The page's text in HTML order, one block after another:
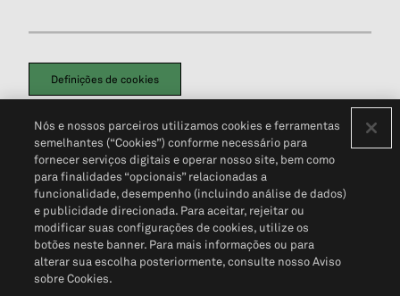
Definições de cookies
Política de PrivacidadePortal de privacidade do cliente (em inglês)
Não Venda Minhas Informações Pessoais© 2026 S&P Global
Nós e nossos parceiros utilizamos cookies e ferramentas
semelhantes (“Cookies”) conforme necessário para
fornecer serviços digitais e operar nosso site, bem como
para finalidades “opcionais” relacionadas a
funcionalidade, desempenho (incluindo análise de dados)
e publicidade direcionada. Para aceitar, rejeitar ou
modificar suas configurações de cookies, utilize os
botões neste banner. Para mais informações ou para
alterar sua escolha posteriormente, consulte nosso Aviso
sobre Cookies.